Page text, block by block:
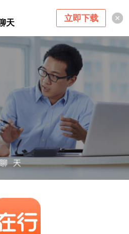
天 立即下载